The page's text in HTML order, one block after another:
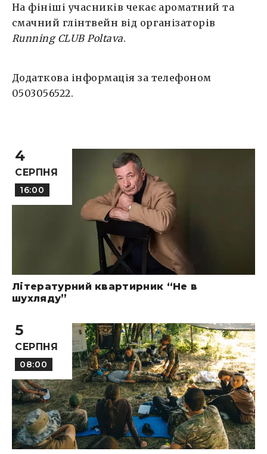
На фініші учасників чекає ароматний та
смачний глінтвейн від організаторів
Running CLUB Poltava.
Додаткова інформація за телефоном
0503056522.
4
СЕРПНЯ
16:00
Літературний квартирник “Не в
шухляду”
5
СЕРПНЯ
08:00